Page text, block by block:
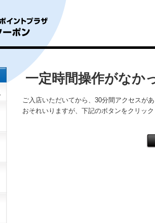
一定時間操作がなか
ご入店いただいてから、30分間アクセスが
おそれいりますが、下記のボタンをクリッ